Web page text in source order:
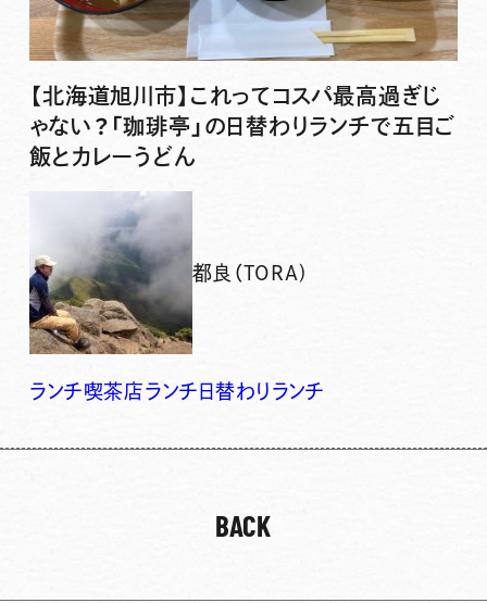
【北海道旭川市】これってコスパ最高過ぎじ
ゃない？「珈琲亭」の日替わりランチで五目ご
飯とカレーうどん
都良（TORA)
ランチ喫茶店ランチ 日替わりランチ
BACK